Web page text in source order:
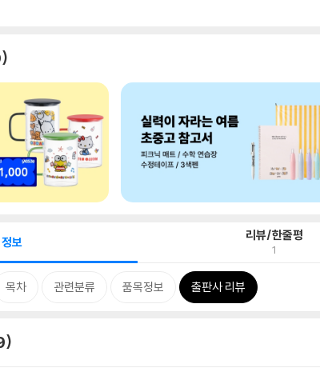
보 리뷰/한줄평
1
목차 관련분류 품목정보 출판사 리뷰